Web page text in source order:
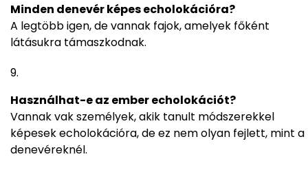
Minden denevér képes echolokációra?
A legtöbb igen, de vannak fajok, amelyek főként
látásukra támaszkodnak.
Használhat-e az ember echolokációt?
Vannak vak személyek, akik tanult módszerekkel
képesek echolokációra, de ez nem olyan fejlett, mint a
denevéreknél.